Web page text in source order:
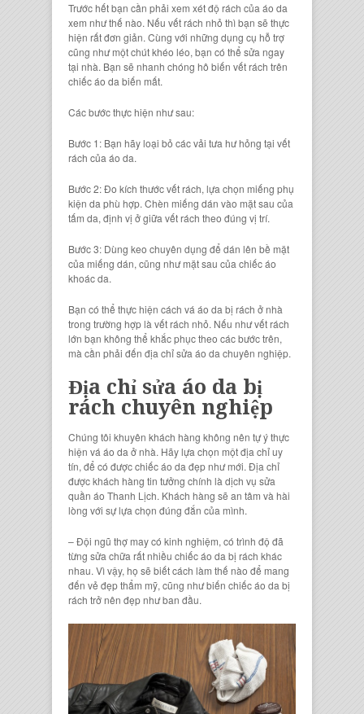
Trước hết bạn cần phải xem xét độ rách của áo da
xem như thế nào. Nếu vết rách nhỏ thì bạn sẽ thực
hiện rất đơn giản. Cùng với những dụng cụ hỗ trợ
cũng như một chút khéo léo, bạn có thể sửa ngay
tại nhà. Bạn sẽ nhanh chóng hô biến vết rách trên
chiếc áo da biến mất.
Các bước thực hiện như sau:
Bước 1: Bạn hãy loại bỏ các vải tưa hư hỏng tại vết
rách của áo da.
Bước 2: Đo kích thước vết rách, lựa chọn miếng phụ
kiện da phù hợp. Chèn miếng dán vào mặt sau của
tấm da, định vị ở giữa vết rách theo đúng vị trí.
Bước 3: Dùng keo chuyên dụng để dán lên bề mặt
của miếng dán, cũng như mặt sau của chiếc áo
khoác da.
Bạn có thể thực hiện cách vá áo da bị rách ở nhà
trong trường hợp là vết rách nhỏ. Nếu như vết rách
lớn bạn không thể khắc phục theo các bước trên,
mà cần phải đến địa chỉ sửa áo da chuyên nghiệp.
Địa chỉ sửa áo da bị
rách chuyên nghiệp
Chúng tôi khuyên khách hàng không nên tự ý thực
hiện vá áo da ở nhà. Hãy lựa chọn một địa chỉ uy
tín, để có được chiếc áo da đẹp như mới. Địa chỉ
được khách hàng tin tưởng chính là dịch vụ sửa
quần áo Thanh Lịch. Khách hàng sẽ an tâm và hài
lòng với sự lựa chọn đúng đắn của mình.
– Đội ngũ thợ may có kinh nghiệm, có trình độ đã
từng sửa chữa rất nhiều chiếc áo da bị rách khác
nhau. Vì vậy, họ sẽ biết cách làm thế nào để mang
đến vẻ đẹp thẩm mỹ, cũng như biến chiếc áo da bị
rách trở nên đẹp như ban đầu.